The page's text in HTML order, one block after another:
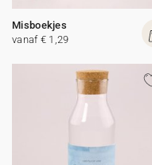
Misboekjes
vanaf € 1,29